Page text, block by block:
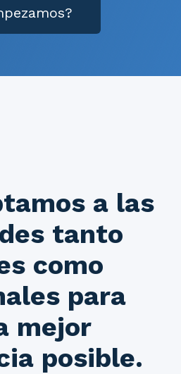
a las
tanto
como
para
mejor
posible.